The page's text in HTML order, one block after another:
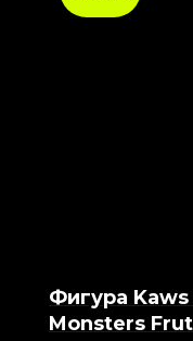
Фигура Kaws
Monsters